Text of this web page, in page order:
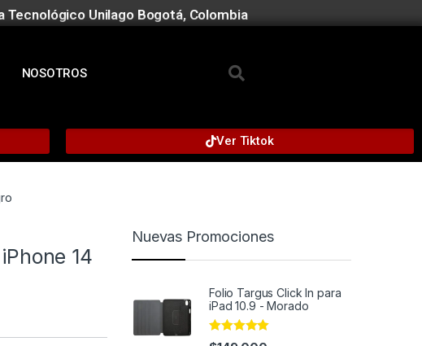
Tecnológico Unilago Bogotá, Colombia
NOSOTROS
Ver Tiktok
14
Nuevas Promociones
Folio Targus Click In para
iPad 10.9 - Morado
Rated 4.91